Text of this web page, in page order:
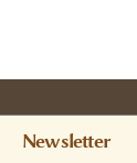
Newsletter